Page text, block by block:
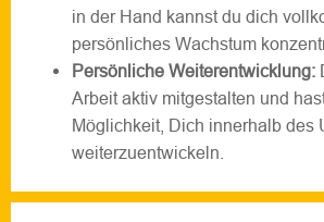
in der Hand kannst du dich
persönliches Wachstum
Persönliche Weiterentwicklung:
Arbeit aktiv mitgestalten und
Möglichkeit, Dich innerhalb des
weiterzuentwickeln.